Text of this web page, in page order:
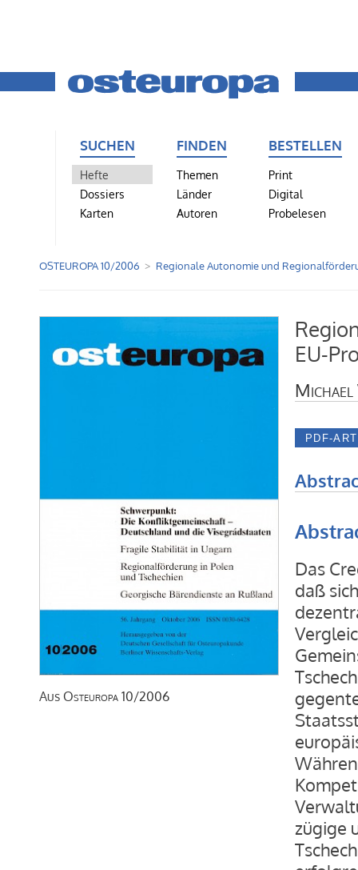
SUCHEN
Hefte
Dossiers
Karten
FINDEN
Themen
Länder
Autoren
BESTELLEN
Print
Digital
Probelesen
OSTEUROPA 10/2006 Regionale Autonomie und
Aus Osteuropa 10/2006
EU-
Michael
Das
daß
zügige